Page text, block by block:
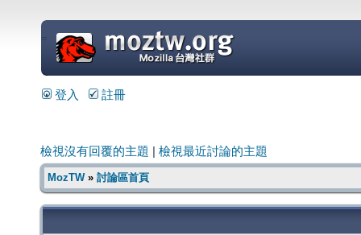
=
登入 註冊
檢視沒有回覆的主題 檢視最近討論的主題
MozTW» 討論區首頁